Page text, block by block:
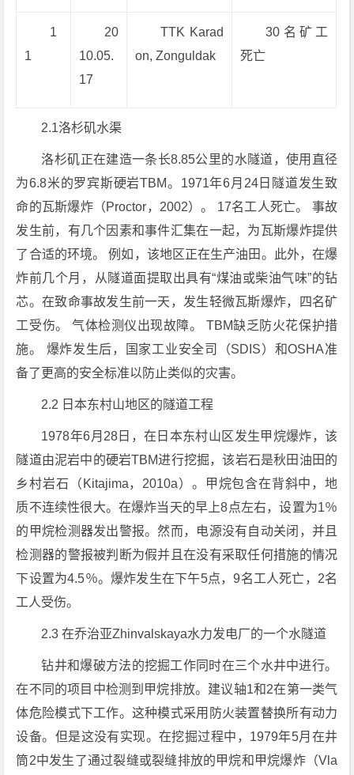
1
1
20
10.05.
17
TTK Karad
on, Zonguldak
30名矿工
死亡
2.1洛杉矶水渠
洛杉矶正在建造一条长8.85公里的水隧道，使用直径
为6.8米的罗宾斯硬岩TBM。1971年6月24日隧道发生致
命的瓦斯爆炸（Proctor，2002）。 17名工人死亡。 事故
发生前，有几个因素和事件汇集在一起，为瓦斯爆炸提供
了合适的环境。 例如，该地区正在生产油田。此外，在爆
炸前几个月，从隧道面提取出具有“煤油或柴油气味”的钻
芯。在致命事故发生前一天，发生轻微瓦斯爆炸，四名矿
工受伤。 气体检测仪出现故障。 TBM缺乏防火花保护措
施。 爆炸发生后，国家工业安全司（SDIS）和OSHA准
备了更高的安全标准以防止类似的灾害。
2.2 日本东村山地区的隧道工程
1978年6月28日，在日本东村山区发生甲烷爆炸，该
隧道由泥岩中的硬岩TBM进行挖掘，该岩石是秋田油田的
乡村岩石（Kitajima，2010a）。甲烷包含在背斜中，地
质不连续性很大。在爆炸当天的早上8点左右，设置为1％
的甲烷检测器发出警报。然而，电源没有自动关闭，并且
检测器的警报被判断为假并且在没有采取任何措施的情况
下设置为4.5％。爆炸发生在下午5点，9名工人死亡，2名
工人受伤。
2.3 在乔治亚Zhinvalskaya水力发电厂的一个水隧道
钻井和爆破方法的挖掘工作同时在三个水井中进行。
在不同的项目中检测到甲烷排放。建议轴1和2在第一类气
体危险模式下工作。这种模式采用防火装置替换所有动力
设备。但是这没有实现。在挖掘过程中，1979年5月在井
筒2中发生了通过裂缝或裂缝排放的甲烷和甲烷爆炸（Vla